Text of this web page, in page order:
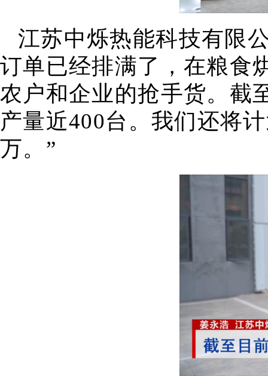
江苏中烁热能科技有限
订单已经排满了，在粮食
农户和企业的抢手货。截
产量近400台。我们还将
万。”